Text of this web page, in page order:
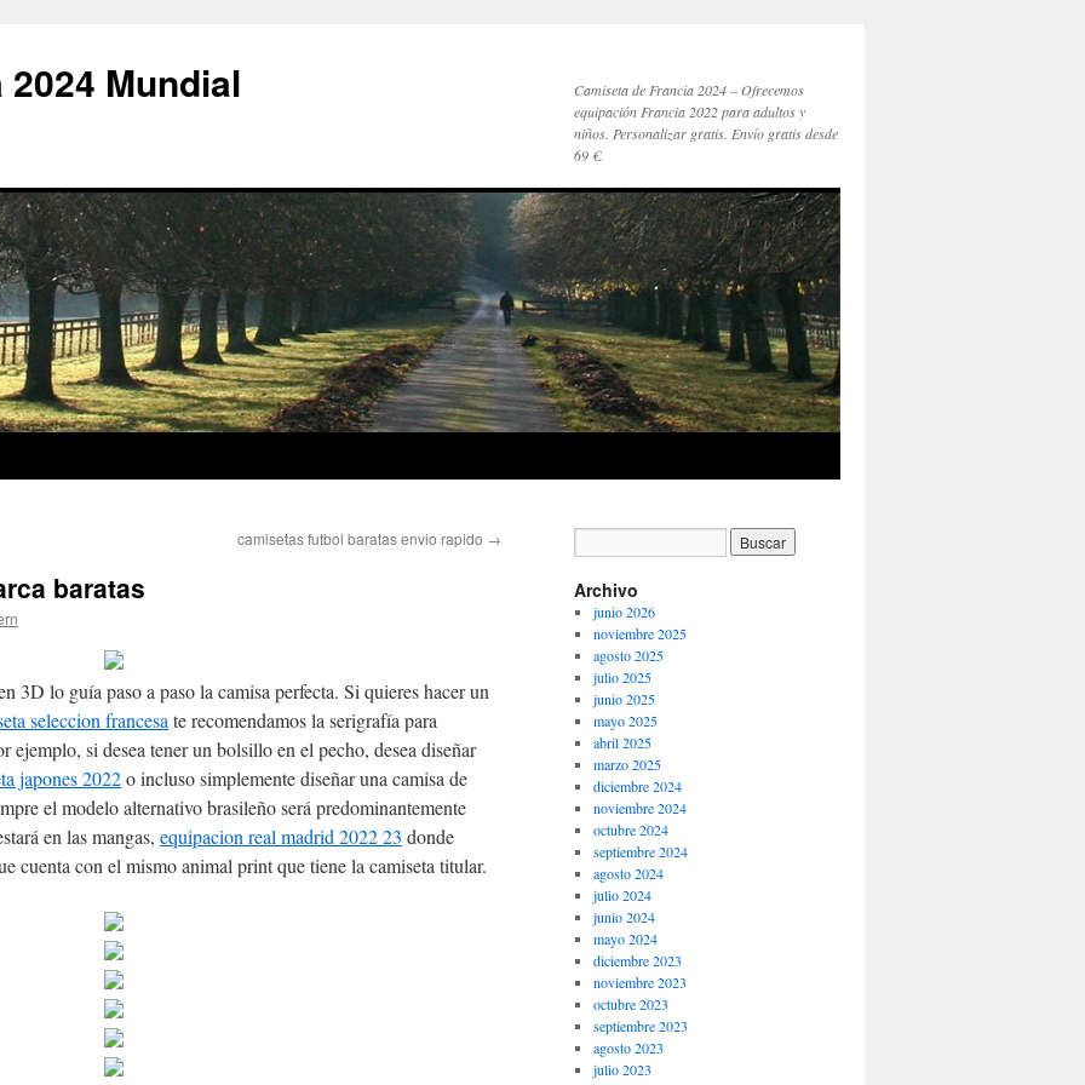
Mundial
Camiseta de Francia 2024 – Ofrecemos
equipación Francia 2022 para adultos y
niños. Personalizar gratis. Envío gratis desde
69 €.
camisetas futbol baratas envio rapido →
baratas
3D lo guía paso a paso la camisa perfecta. Si quieres hacer un
seleccion francesa te recomendamos la serigrafía para
ejemplo, si desea tener un bolsillo en el pecho, desea diseñar
japones 2022o incluso simplemente diseñar una camisa de
el modelo alternativo brasileño será predominantemente
en las mangas, equipacion real madrid 2022 23 donde
cuenta con el mismo animal print que tiene la camiseta titular.
Archivo
junio 2026
noviembre 2025
agosto 2025
julio 2025
junio 2025
mayo 2025
abril 2025
marzo 2025
diciembre 2024
noviembre 2024
octubre 2024
septiembre 2024
agosto 2024
julio 2024
junio 2024
mayo 2024
diciembre 2023
noviembre 2023
octubre 2023
septiembre 2023
agosto 2023
julio 2023